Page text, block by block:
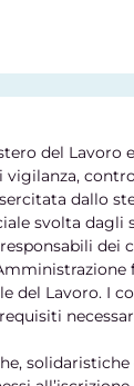
del
dallo
svolta
del Lavoro. I